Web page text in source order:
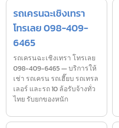
รถเครนฉะเชิงเทรา
โทรเลย 098-409-
6465
รถเครนฉะเชิงเทรา โทรเลย
098-409-6465 — บริการให้
เช่า รถเครน รถเฮี๊ยบ รถเทรล
เลอร์ และรถ 10 ล้อรับจ้างทั่ว
ไทย รับยกของหนัก